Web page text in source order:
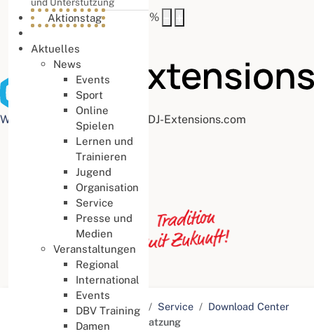
Buchstabenabstand
%
Web Accessibility plugin by DJ-Extensions.com
Aktionstag
Aktuelles
News
Events
Sport
Online
Spielen
Lernen und
Trainieren
Jugend
Organisation
Service
Presse und
Medien
Veranstaltungen
Regional
International
Events
DBV Training
Damen
Aktuelle Seite: Startseite Service
Download Center
Ressort Verwaltung
Satzung